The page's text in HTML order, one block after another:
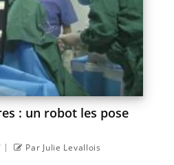
: un robot les pose
| Par Julie Levallois